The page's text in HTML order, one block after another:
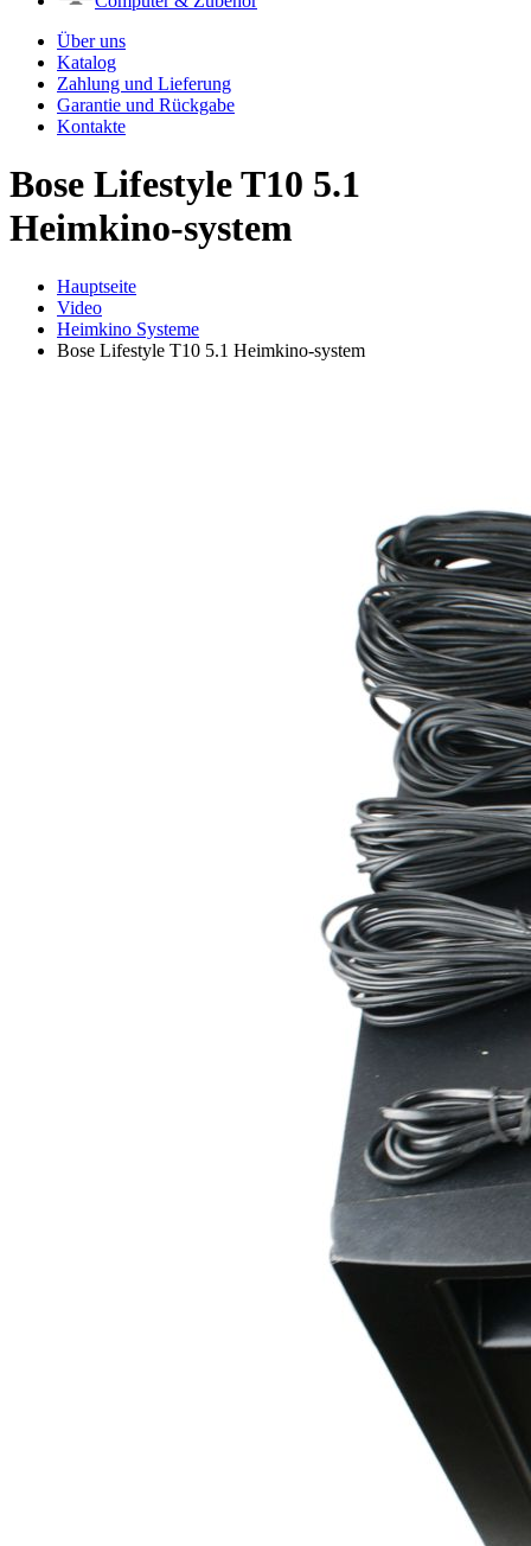
Über uns
Katalog
Zahlung und Lieferung
Garantie und Rückgabe
Kontakte
Bose Lifestyle T10 5.1
Heimkino-system
Hauptseite
Video
Heimkino Systeme
Bose Lifestyle T10 5.1 Heimkino-system